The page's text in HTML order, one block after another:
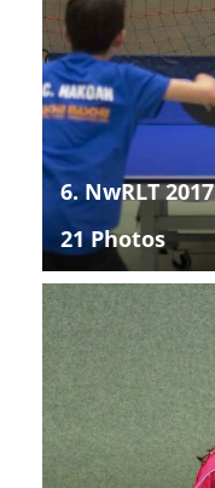
6. NwRLT 2017
21 Photos